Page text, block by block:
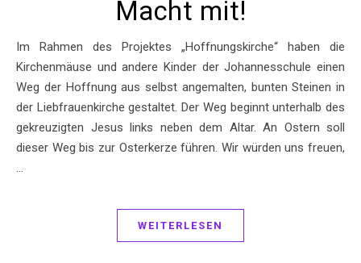
Macht mit!
Im Rahmen des Projektes „Hoffnungskirche“ haben die
Kirchenmäuse und andere Kinder der Johannesschule einen
Weg der Hoffnung aus selbst angemalten, bunten Steinen in
der Liebfrauenkirche gestaltet. Der Weg beginnt unterhalb des
gekreuzigten Jesus links neben dem Altar. An Ostern soll
dieser Weg bis zur Osterkerze führen. Wir würden uns freuen,
…
WEITERLESEN